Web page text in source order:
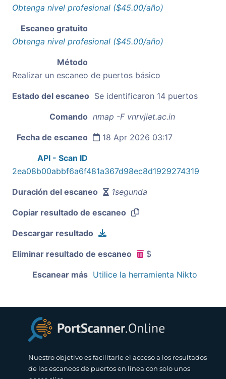
Obtenga nivel profesional ($45.00/año)
Escaneo gratuito
Obtenga nivel profesional ($45.00/año)
Método
Realizar un escaneo de puertos básico
Estado del escaneo Se identificaron 14 puertos
Comando nmap -F vnrvjiet.ac.in
Fecha de escaneo 18 Apr 2026 03:17
API - Scan ID
2ea08b00abbf6a6f481a367d98ec8d1929274319
Duración del escaneo 1segunda
Copiar resultado de escaneo
Descargar resultado
Eliminar resultado de escaneo $
Escanear más Utilice la herramienta Nikto
Nuestro objetivo es facilitarle el acceso a los resultados
de los escaneos de puertos en línea con solo unos